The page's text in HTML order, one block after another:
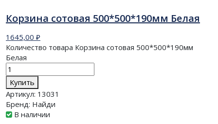
Корзина сотовая 500*500*190мм Белая
1645,00 ₽
Количество товара Корзина сотовая 500*500*190мм
Белая
Купить
Артикул: 13031
Бренд: Найди
В наличии